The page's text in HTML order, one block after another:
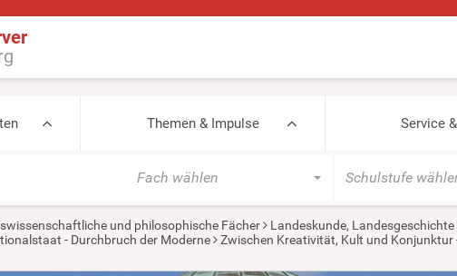
Themen & Impulse Service
Fach wählen Schulstufe
und philosophische Fächer Landeskunde, Landesgeschichte
- Durchbruch der Moderne
Zwischen Kreativität, Kult und